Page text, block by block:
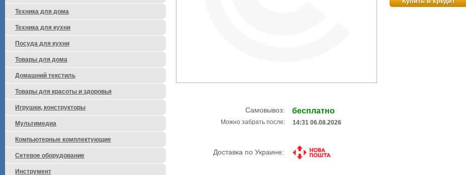
Самовывоз: бесплатно
Можно забрать после: 14:31 06.08.2026
Доставка по Украине:
Техника для дома
Техника для кухни
Посуда для кухни
Товары для дома
Домашний текстиль
Товары для красоты и здоровья
Игрушки, конструкторы
Мультимедиа
Компьютерные комплектующие
Сетевое оборудование
Инструмент